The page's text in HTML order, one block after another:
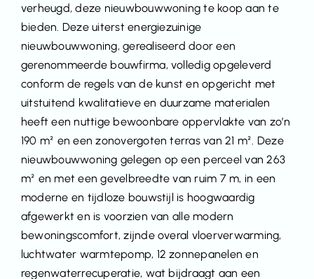
verheugd, deze nieuwbouwwoning te koop aan te
bieden. Deze uiterst energiezuinige
nieuwbouwwoning, gerealiseerd door een
gerenommeerde bouwfirma, volledig opgeleverd
conform de regels van de kunst en opgericht met
uitstuitend kwalitatieve en duurzame materialen
heeft een nuttige bewoonbare oppervlakte van zo’n
190 m² en een zonovergoten terras van 21 m². Deze
nieuwbouwwoning gelegen op een perceel van 263
m² en met een gevelbreedte van ruim 7 m, in een
moderne en tijdloze bouwstijl is hoogwaardig
afgewerkt en is voorzien van alle modern
bewoningscomfort, zijnde overal vloerverwarming,
luchtwater warmtepomp, 12 zonnepanelen en
regenwaterrecuperatie, wat bijdraagt aan een